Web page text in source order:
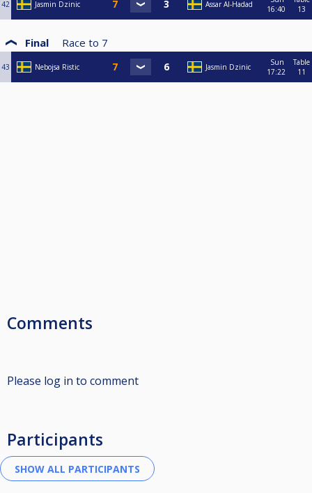
42 Jasmin Dzinic Assar Al-Hadad
16:40
13
Final Race to 7
43 Nebojsa Ristic Jasmin Dzinic
Sun
17:22
Table
11
Comments
Please log in to comment
Participants